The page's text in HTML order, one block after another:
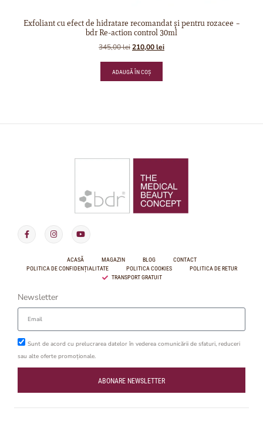
Exfoliant cu efect de hidratare recomandat și pentru rozacee –
bdr Re-action control 30ml
345,00lei210,00lei
ADAUGĂ ÎN COȘ
ACASĂ MAGAZIN BLOG
CONTACT
POLITICA DE CONFIDENȚIALITATE
POLITICA COOKIES
POLITICA DE RETUR
TRANSPORT GRATUIT
Newsletter
Sunt de acord cu prelucrarea datelor în vederea comunicării de sfaturi, reduceri
sau alte oferte promoționale.
ABONARE NEWSLETTER